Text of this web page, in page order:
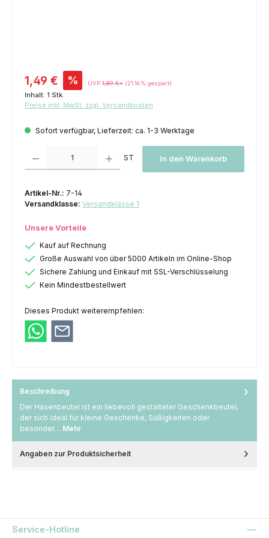
Verkaufspreis:
1,49 € % UVP 1,89 €* (21.16% gespart)
Inhalt: 1 Stk.
Preise inkl. MwSt. zzgl. Versandkosten
Sofort verfügbar, Lieferzeit: ca. 1-3 Werktage
ST In den Warenkorb
Artikel-Nr.: 7-14
Versandklasse: Versandklasse 1
Unsere Vorteile
Kauf auf Rechnung
Große Auswahl von über 5000 Artikeln im Online-Shop
Sichere Zahlung und Einkauf mit SSL-Verschlüsselung
Kein Mindestbestellwert
Dieses Produkt weiterempfehlen:
Beschreibung
Der Hasenbeutel ist ein liebevoll gestalteter Geschenkbeutel,
der sich ideal für kleine Geschenke, Süßigkeiten oder
besonder… Mehr
Angaben zur Produktsicherheit
Service-Hotline